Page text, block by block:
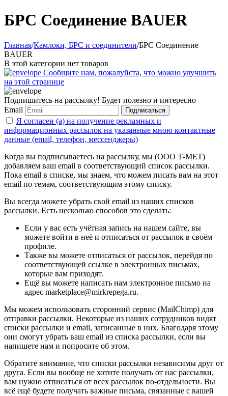
БРС Соединение BAUER
Главная/Камлоки, БРС и соединители/БРС Соединение
BAUER
В этой категории нет товаров
Сообщите нам, пожалуйста, что можно улучшить
на этой странице
Подпишитесь на рассылку! Будет полезно и интересно
Email
Подписаться
Я согласен (а) на получение рекламных и
информационных рассылок на указанные мною контактные
данные (email, телефон, мессенджеры)
Когда вы подписываетесь на рассылку, мы (ООО Т-МЕТ)
добавляем ваш email в соответствующий список рассылки.
Пока email в списке, мы знаем, что можем писать вам на этот
email по темам, соответствующим этому списку.
Вы всегда можете убрать свой email из наших списков
рассылки. Есть несколько способов это сделать:
Если у вас есть учётная запись на нашем сайте, вы
можете войти в неё и отписаться от рассылок в своём
профиле.
Также вы можете отписаться от рассылок, перейдя по
соответствующей ссылке в электронных письмах,
которые вам приходят.
Ещё вы можете написать нам электронное письмо на
адрес marketplace@mirkrepega.ru.
Мы можем использовать сторонний сервис (MailChimp) для
отправки рассылки. Некоторые из наших сотрудников видят
списки рассылки и email, записанные в них. Благодаря этому
они смогут убрать ваш email из списка рассылки, если вы
напишете нам и попросите об этом.
Обратите внимание, что списки рассылки независимы друг от
друга. Если вы вообще не хотите получать от нас рассылки,
вам нужно отписаться от всех рассылок по-отдельности. Вы
всё ещё будете получать важные письма, связанные с вашей